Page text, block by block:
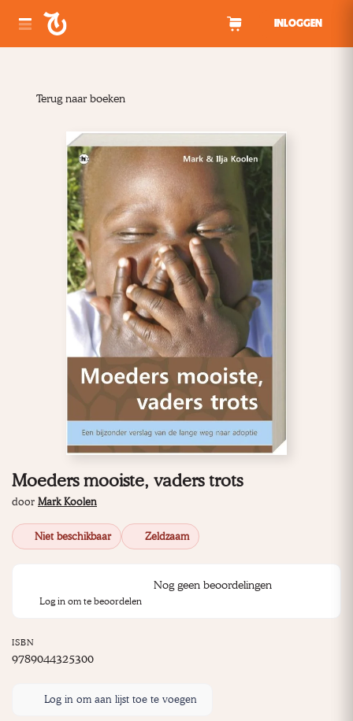
INLOGGEN
Terug naar boeken
Moeders mooiste, vaders trots
door Mark Koolen
Niet beschikbaar Zeldzaam
Nog geen beoordelingen
Log in om te beoordelen
ISBN
9789044325300
Log in om aan lijst toe te voegen